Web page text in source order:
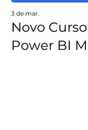
Novo
Power BI
3 de mar.